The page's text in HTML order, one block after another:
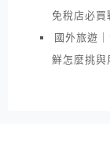
免稅店必買
國外旅遊
鮮怎麼挑與